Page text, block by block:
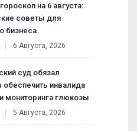
на 6 августа:
советы для
бизнеса
6 Августа, 2026
суд обязал
обеспечить инвалида
мониторинга глюкозы
5 Августа, 2026